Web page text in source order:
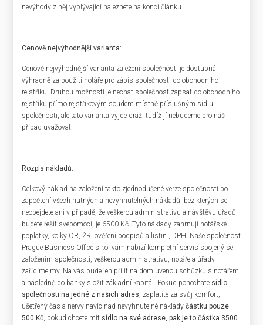
nevýhody z něj vyplývající naleznete na konci článku.
Cenově nejvýhodnější varianta:
Cenově nejvýhodnější varianta zaležení společnosti je dostupná
výhradně za použití notáře pro zápis společnosti do obchodního
rejstříku. Druhou možností je nechat společnost zapsat do obchodního
rejstříku přímo rejstříkovým soudem místně příslušným sídlu
společnosti, ale tato varianta vyjde dráž, tudíž jí nebudeme pro náš
případ uvažovat.
Rozpis nákladů:
Celkový náklad na založení takto zjednodušené verze společnosti po
započtení všech nutných a nevyhnutelných nákladů, bez kterých se
neobejdete ani v případě, že veškerou administrativu a návštěvu úřadů
budete řešit svépomocí, je 6500 Kč. Tyto náklady zahrnují notářské
poplatky, kolky OR, ŽR, ověření podpisů a listin , DPH. Naše společnost
Prague Business Office s.r.o. vám nabízí kompletní servis spojený se
založením společnosti, veškerou administrativu, notáře a úřady
zařídíme my. Na vás bude jen přijít na domluvenou schůzku s notářem
a následně do banky složit základní kapitál. Pokud ponecháte sídlo
společnosti na jedné z našich adres, zaplatíte za svůj komfort,
ušetřený čas a nervy navíc nad nevyhnutelné nákladyčástku pouze
500 Kč, pokud chcete mít sídlo na své adrese, pak je to částka 3500